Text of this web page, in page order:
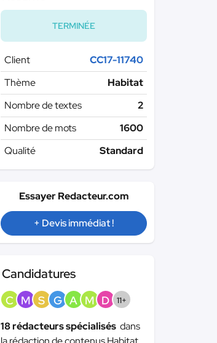
TERMINÉE
Client
CC17-11740
Thème
Habitat
Nombre de textes
2
Nombre de mots
1600
Qualité
Standard
Essayer Redacteur.com
+ Devis immédiat !
Candidatures
C M S G A M D 11+
18 rédacteurs spécialisés dans